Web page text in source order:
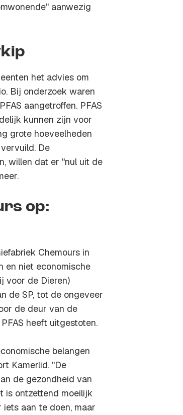
aanwezig
het advies om
Bij onderzoek waren
aangetroffen. PFAS
kunnen zijn voor
grote hoeveelheden
De
willen dat er "nul uit de
op:
Chemours in
en niet economische
voor de Dieren)
de SP, tot de ongeveer
de deur van de
heeft uitgestoten.
belangen
Kamerlid. "De
de gezondheid van
is ontzettend moeilijk
aan te doen, maar